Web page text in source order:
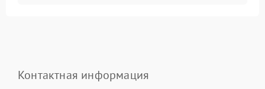
Контактная информация